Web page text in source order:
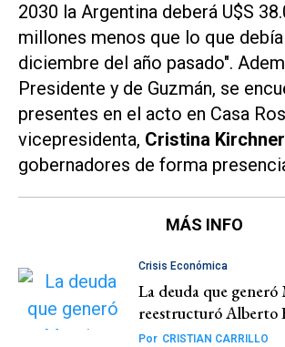
2030 la Argentina deberá U$S
millones menos que lo que
diciembre del año pasado".
Presidente y de Guzmán, se
presentes en el acto en Casa
vicepresidenta, Cristina Kirchner
gobernadores de forma
MÁS INFO
Crisis Económica
La deuda que generó
reestructuró Alberto
Por CRISTIAN CARRILLO